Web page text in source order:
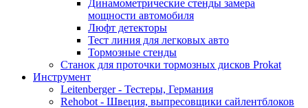
Динамометрические стенды замера
мощности автомобиля
Люфт детекторы
Тест линия для легковых авто
Тормозные стенды
Станок для проточки тормозных дисков Prokat
Инструмент
Leitenberger - Тестеры, Германия
Rehobot - Швеция, выпресовщики сайлентблоков